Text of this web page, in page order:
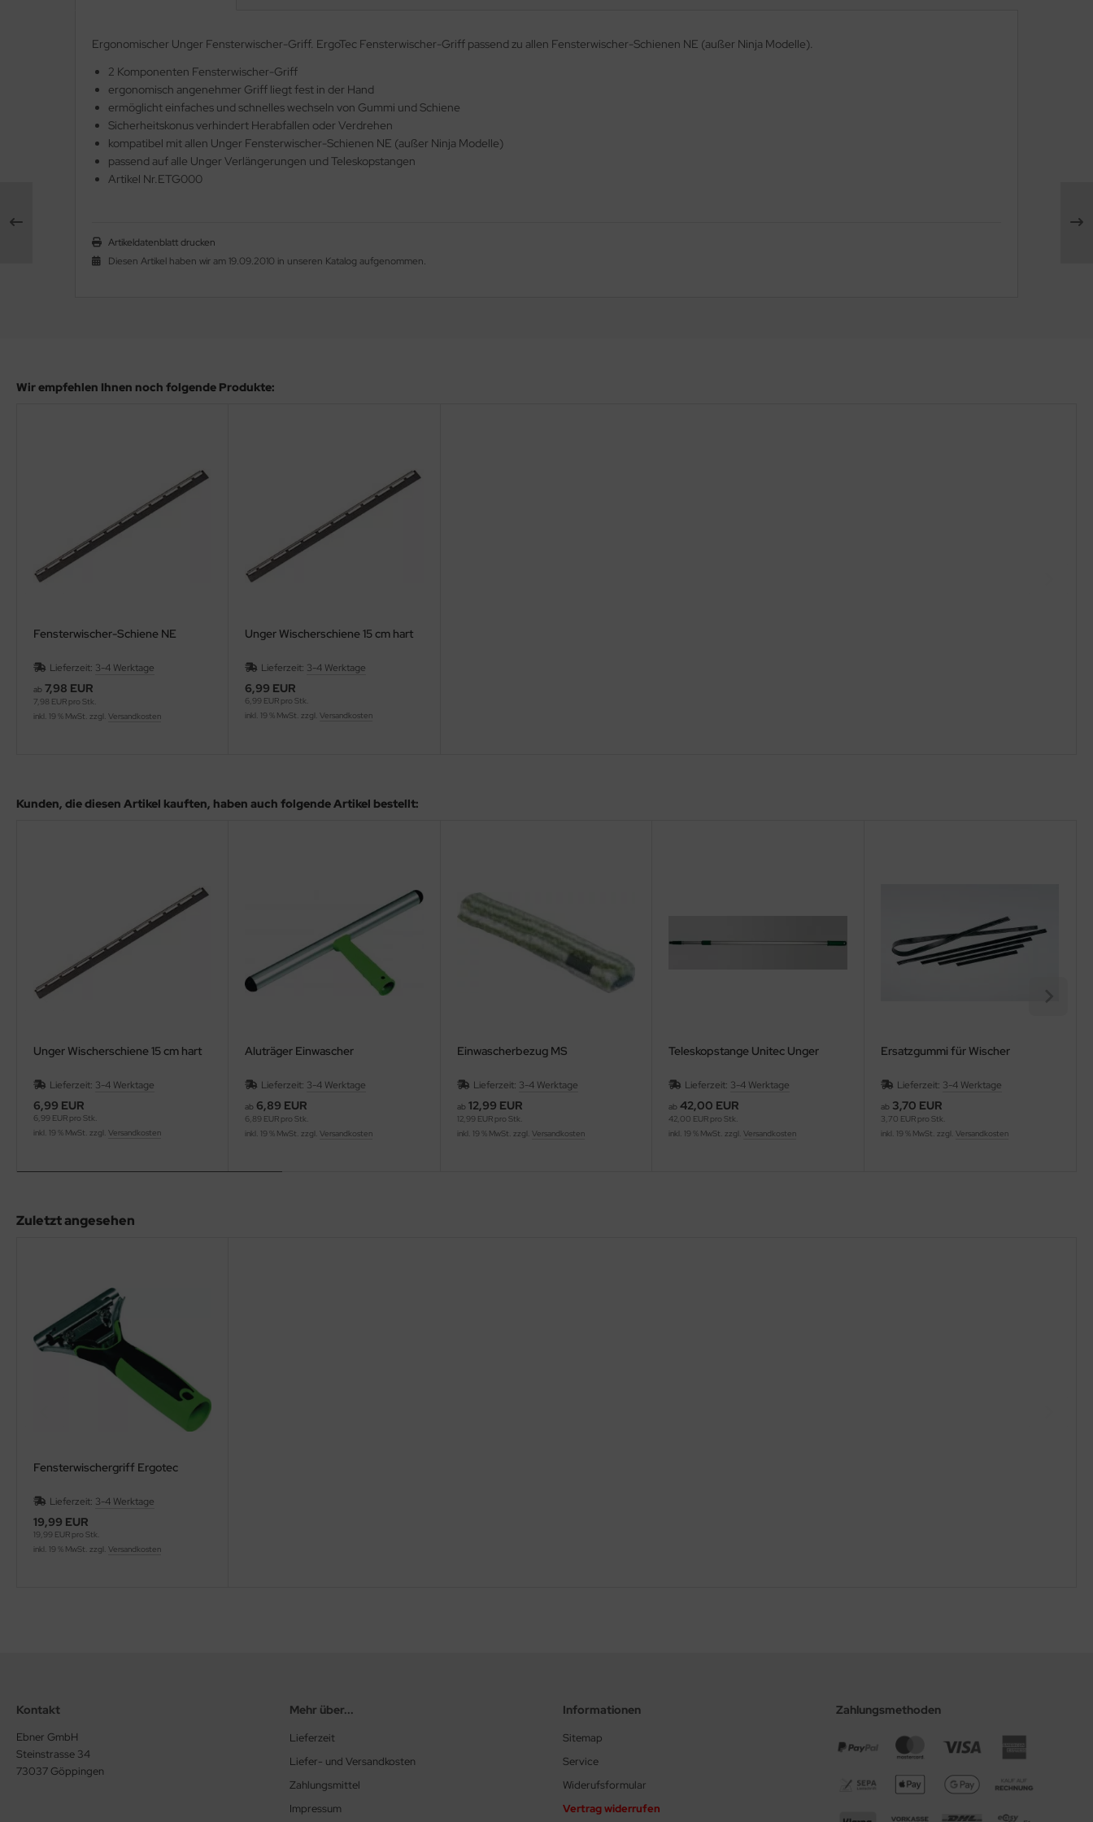
Ergonomischer Unger Fensterwischer-Griff. ErgoTec Fensterwischer-Griff passend zu allen Fensterwischer-Schienen NE (außer Ninja Modelle).
2 Komponenten Fensterwischer-Griff
ergonomisch angenehmer Griff liegt fest in der Hand
ermöglicht einfaches und schnelles wechseln von Gummi und Schiene
Sicherheitskonus verhindert Herabfallen oder Verdrehen
kompatibel mit allen Unger Fensterwischer-Schienen NE (außer Ninja Modelle)
passend auf alle Unger Verlängerungen und Teleskopstangen
Artikel Nr.ETG000
Artikeldatenblatt drucken
Diesen Artikel haben wir am 19.09.2010 in unseren Katalog aufgenommen.
Wir empfehlen Ihnen noch folgende Produkte:
Fensterwischer-Schiene NE
Lieferzeit: 3-4 Werktage
ab 7,98 EUR
7,98 EUR pro Stk.
inkl. 19 % MwSt. zzgl. Versandkosten
Unger Wischerschiene 15 cm hart
Lieferzeit: 3-4 Werktage
6,99 EUR
6,99 EUR pro Stk.
inkl. 19 % MwSt. zzgl.Versandkosten
Kunden, die diesen Artikel kauften, haben auch folgende Artikel bestellt:
Unger Wischerschiene 15 cm hart
Lieferzeit: 3-4 Werktage
6,99 EUR
6,99 EUR pro Stk.
inkl. 19 % MwSt. zzgl. Versandkosten
Aluträger Einwascher
Lieferzeit: 3-4 Werktage
ab 6,89 EUR
6,89 EUR pro Stk.
inkl. 19 % MwSt. zzgl.Versandkosten
Einwascherbezug MS
Lieferzeit: 3-4 Werktage
ab 12,99 EUR
12,99 EUR pro Stk.
inkl. 19 % MwSt. zzgl. Versandkosten
Teleskopstange Unitec Unger
Lieferzeit: 3-4 Werktage
ab 42,00 EUR
42,00 EUR pro Stk.
inkl. 19 % MwSt. zzgl.Versandkosten
Ersatzgummi für Wischer
Lieferzeit: 3-4 Werktage
ab 3,70 EUR
3,70 EUR pro Stk.
inkl. 19 % MwSt. zzgl. Versandkosten
Zuletzt angesehen
Fensterwischergriff Ergotec
Lieferzeit: 3-4 Werktage
19,99 EUR
19,99 EUR pro Stk.
inkl. 19 % MwSt. zzgl. Versandkosten
Kontakt
Ebner GmbH
Steinstrasse 34
73037 Göppingen
Mehr über...
Lieferzeit
Liefer- und Versandkosten
Zahlungsmittel
Impressum
Informationen
Sitemap
Service
Widerufsformular
Vertrag widerrufen
Zahlungsmethoden